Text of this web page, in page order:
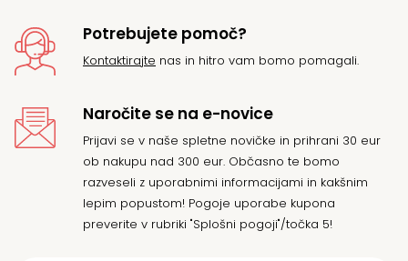
Potrebujete pomoč?
Kontaktirajte nas in hitro vam bomo pomagali.
Naročite se na e-novice
Prijavi se v naše spletne novičke in prihrani 30 eur
ob nakupu nad 300 eur. Občasno te bomo
razveseli z uporabnimi informacijami in kakšnim
lepim popustom! Pogoje uporabe kupona
preverite v rubriki "Splošni pogoji"/točka 5!